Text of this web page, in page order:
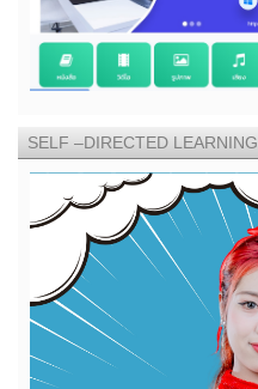
SELF –DIRECTED LEARNING